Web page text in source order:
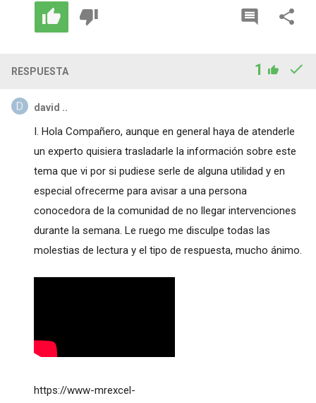
RESPUESTA 1
david ..
I. Hola Compañero, aunque en general haya de atenderle
un experto quisiera trasladarle la información sobre este
tema que vi por si pudiese serle de alguna utilidad y en
especial ofrecerme para avisar a una persona
conocedora de la comunidad de no llegar intervenciones
durante la semana. Le ruego me disculpe todas las
molestias de lectura y el tipo de respuesta, mucho ánimo.
https://www-mrexcel-